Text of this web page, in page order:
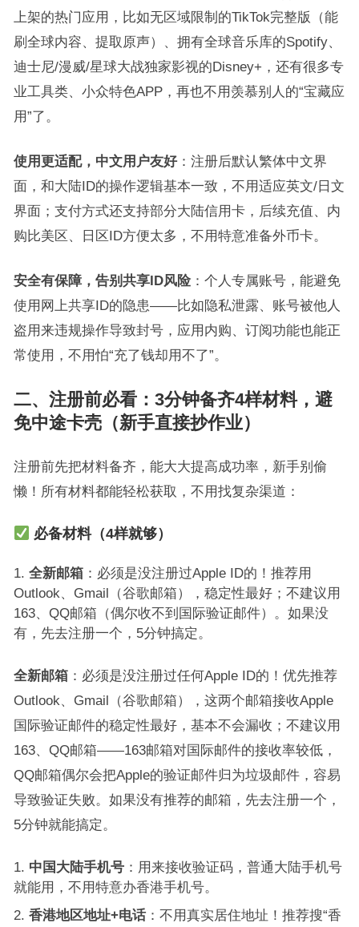
上架的热门应用，比如无区域限制的TikTok完整版（能
刷全球内容、提取原声）、拥有全球音乐库的Spotify、
迪士尼/漫威/星球大战独家影视的Disney+，还有很多专
业工具类、小众特色APP，再也不用羡慕别人的“宝藏应
用”了。
使用更适配，中文用户友好：注册后默认繁体中文界
面，和大陆ID的操作逻辑基本一致，不用适应英文/日文
界面；支付方式还支持部分大陆信用卡，后续充值、内
购比美区、日区ID方便太多，不用特意准备外币卡。
安全有保障，告别共享ID风险：个人专属账号，能避免
使用网上共享ID的隐患——比如隐私泄露、账号被他人
盗用来违规操作导致封号，应用内购、订阅功能也能正
常使用，不用怕“充了钱却用不了”。
二、注册前必看：3分钟备齐4样材料，避
免中途卡壳（新手直接抄作业）
注册前先把材料备齐，能大大提高成功率，新手别偷
懒！所有材料都能轻松获取，不用找复杂渠道：
必备材料（4样就够）
全新邮箱：必须是没注册过Apple ID的！推荐用
Outlook、Gmail（谷歌邮箱），稳定性最好；不建议用
163、QQ邮箱（偶尔收不到国际验证邮件）。如果没
有，先去注册一个，5分钟搞定。
全新邮箱：必须是没注册过任何Apple ID的！优先推荐
Outlook、Gmail（谷歌邮箱），这两个邮箱接收Apple
国际验证邮件的稳定性最好，基本不会漏收；不建议用
163、QQ邮箱——163邮箱对国际邮件的接收率较低，
QQ邮箱偶尔会把Apple的验证邮件归为垃圾邮件，容易
导致验证失败。如果没有推荐的邮箱，先去注册一个，
5分钟就能搞定。
中国大陆手机号：用来接收验证码，普通大陆手机号
就能用，不用特意办香港手机号。
香港地区地址+电话：不用真实居住地址！推荐搜“香